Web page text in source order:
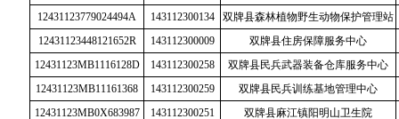
12431123779024494A
143112300134
双牌县森林植物野生动物保护管理站
12431123448121652R
143112300009
双牌县住房保障服务中心
12431123MB1116128D
143112300258
双牌县民兵武器装备仓库服务中心
12431123MB11161368
143112300259
双牌县民兵训练基地管理中心
12431123MB0X683987
143112300251
双牌县麻江镇阳明山卫生院